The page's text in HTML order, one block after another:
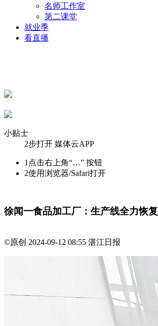
名师工作室
第二课堂
就业季
看直播
小贴士
2步打开 媒体云APP
1 点击右上角“…” 按钮
2使用浏览器/Safari打开
徐闻一食品加工厂：生产线全力恢复
©原创 2024-09-12 08:55 湛江日报